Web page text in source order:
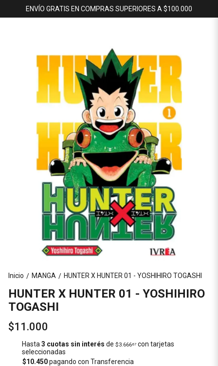
ENVÍO GRATIS EN COMPRAS SUPERIORES A $100.000
Inicio / MANGA / HUNTER X HUNTER 01 - YOSHIHIRO TOGASHI
HUNTER X HUNTER 01 - YOSHIHIRO
TOGASHI
$11.000
Hasta 3 cuotas sin interés de $3.66667con tarjetas
seleccionadas
$10.450pagando con Transferencia